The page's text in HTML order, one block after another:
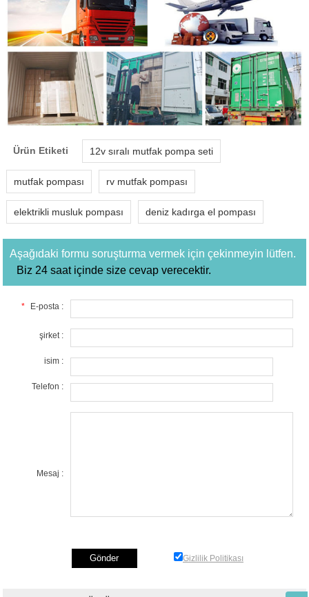
Ürün Etiketi 12v sıralı mutfak pompa seti
mutfak pompası rv mutfak pompası
elektrikli musluk pompası deniz kadırga el pompası
Aşağıdaki formu soruşturma vermek için çekinmeyin lütfen.
Biz 24 saat içinde size cevap verecektir.
* E-posta :
şirket :
isim :
Telefon :
Mesaj :
Gizlilik Politikası